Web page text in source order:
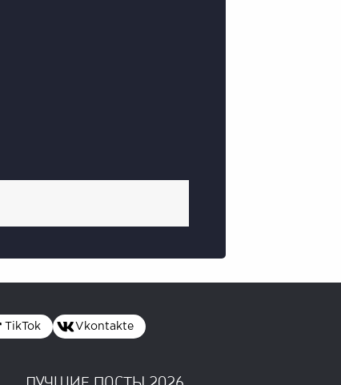
TikTok Vkontakte